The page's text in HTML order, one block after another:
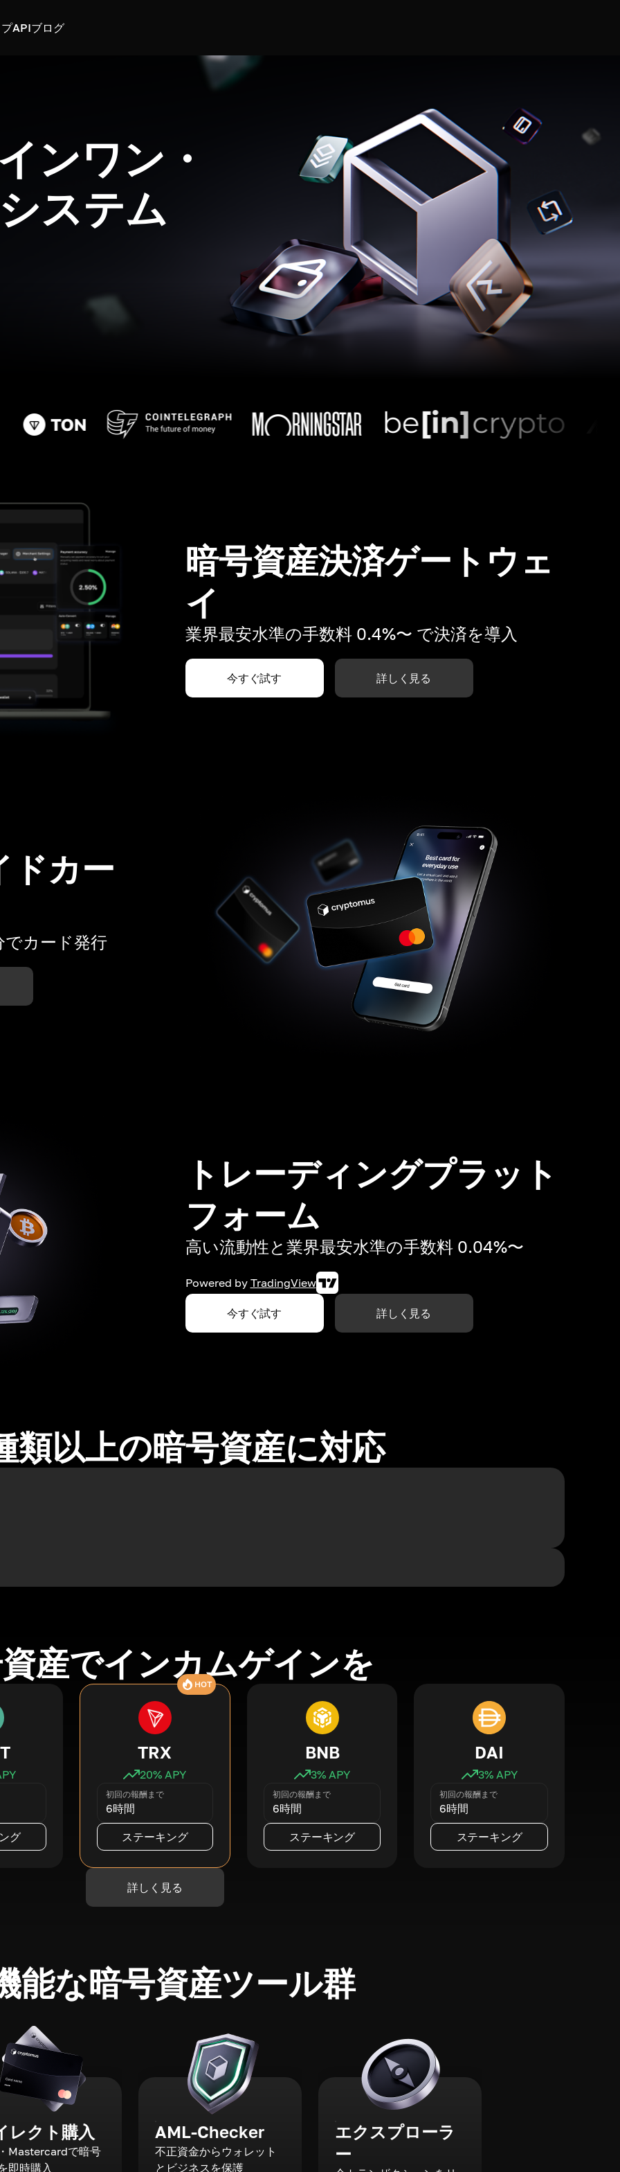
APIブログ
ンワン・
ステム
暗号資産決済ゲートウェ
イ
業界最安水準の手数料 0.4%〜 で決済を導入
今すぐ試す 詳しく見る
ドカー
でカード発行
トレーディングプラット
フォーム
高い流動性と業界最安水準の手数料 0.04%〜
Powered by TradingView
今すぐ試す 詳しく見る
類以上の暗号資産に対応
産でインカムゲインを
グ
HOT
TRX
20% APY
初回の報酬まで
6時間
ステーキング
BNB
3% APY
初回の報酬まで
6時間
ステーキング
DAI
3% APY
初回の報酬まで
6時間
ステーキング
詳しく見る
能な暗号資産ツール群
レクト購入
Mastercardで暗号
即時購入
AML-Checker
不正資金からウォレット
とビジネスを保護
エクスプローラ
ー